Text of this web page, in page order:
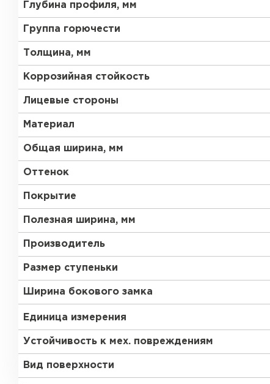
Глубина профиля, мм
Группа горючести
Толщина, мм
Коррозийная стойкость
Лицевые стороны
Материал
Общая ширина, мм
Оттенок
Покрытие
Полезная ширина, мм
Производитель
Размер ступеньки
Ширина бокового замка
Единица измерения
Устойчивость к мех. повреждениям
Вид поверхности